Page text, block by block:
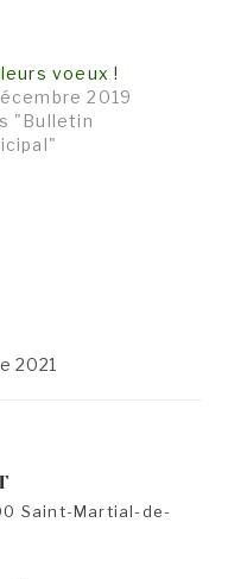
voeux !
2019
"Bulletin
2021
Saint-Martial-de-